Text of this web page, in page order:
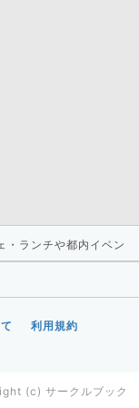
・ランチや都内イベン
利用規約
(c) サークルブック